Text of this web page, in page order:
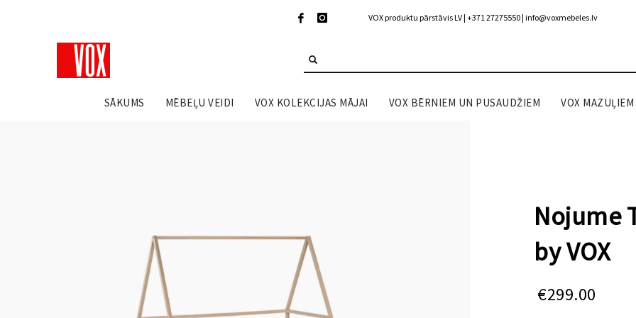
VOX produktu pārstāvis LV | +371 27275550 | info@voxmebeles.lv
SĀKUMS MĒBEĻU VEIDI VOX KOLEKCIJAS MĀJAI VOX BĒRNIEM UN PUSAUDŽIEM VOX MAZUĻIEM
Nojume
by VOX
€299.00